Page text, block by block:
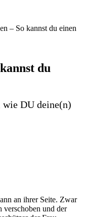
– So kannst du einen
du
DU deine(n)
an ihrer Seite. Zwar
verschoben und der